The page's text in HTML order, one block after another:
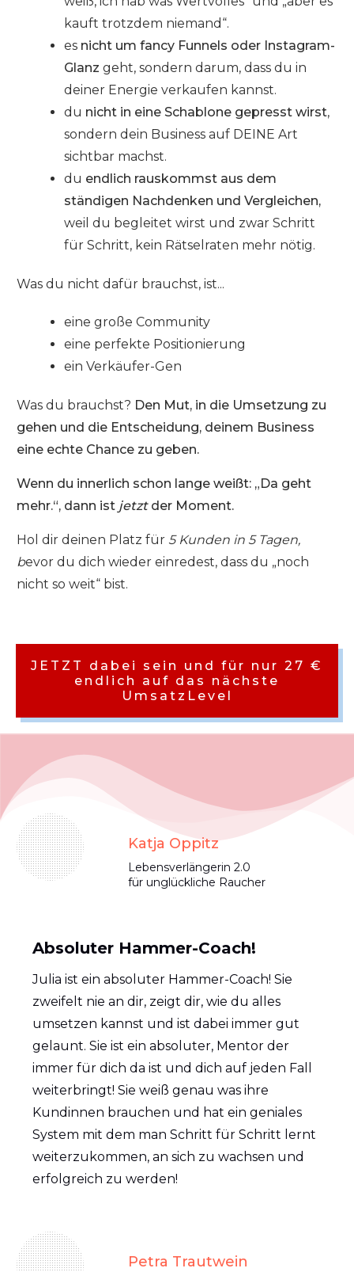
kauft trotzdem niemand“.
es nicht um fancy Funnels oder Instagram-
Glanz geht, sondern darum, dass du in
deiner Energie verkaufen kannst.
du nicht in eine Schablone gepresst wirst,
sondern dein Business auf DEINE Art
sichtbar machst.
du endlich rauskommst aus dem
ständigen Nachdenken und Vergleichen,
weil du begleitet wirst und zwar Schritt
für Schritt, kein Rätselraten mehr nötig.
Was du nicht dafür brauchst, ist...
eine große Community
eine perfekte Positionierung
ein Verkäufer-Gen
Was du brauchst? Den Mut, in die Umsetzung zu
gehen und d ie Entscheidung, deinem Business
eine echte Chance zu geben.
Wenn du innerlich schon lange weißt: „Da geht
mehr.“, dann ist jetztder Moment.
Hol dir deinen Platz für 5 Kunden in 5 Tagen,
bevor du dich wieder einredest, dass du „noch
nicht so weit“ bist.
JETZT dabei sein und für nur 27 €
endlich auf das nächste
UmsatzLevel
Katja Oppitz
Lebensverlängerin 2.0
für unglückliche Raucher
Absoluter Hammer-Coach!
Julia ist ein absoluter Hammer-Coach! Sie
zweifelt nie an dir, zeigt dir, wie du alles
umsetzen kannst und ist dabei immer gut
gelaunt. Sie ist ein absoluter, Mentor der
immer für dich da ist und dich auf jeden Fall
weiterbringt! Sie weiß genau was ihre
Kundinnen brauchen und hat ein geniales
System mit dem man Schritt für Schritt lernt
weiterzukommen, an sich zu wachsen und
erfolgreich zu werden!
Petra Trautwein